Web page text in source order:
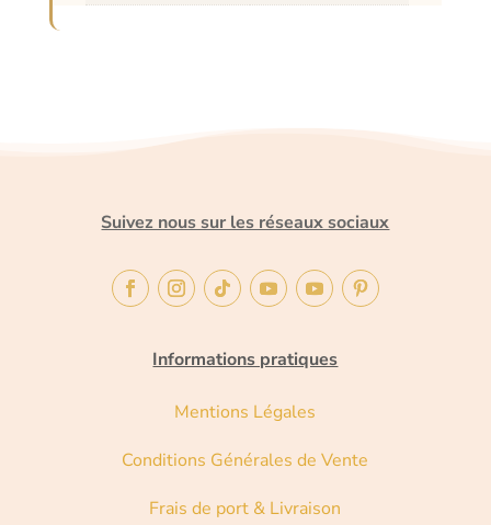
Suivez nous sur les réseaux sociaux
Informations pratiques
Mentions Légales
Conditions Générales de Vente
Frais de port & Livraison